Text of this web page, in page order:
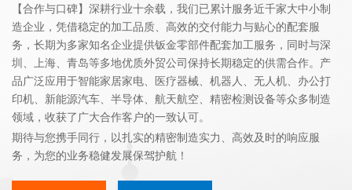
【合作与口碑】深耕行业十余载，我们已累计服务近千家大中小制
造企业，凭借稳定的加工品质、高效的交付能力与贴心的配套服
务，长期为多家知名企业提供钣金零部件配套加工服务，同时与深
圳、上海、青岛等多地优质外贸公司保持长期稳定的供需合作。产
品广泛应用于智能家居家电、医疗器械、机器人、无人机、办公打
印机、新能源汽车、半导体、航天航空、精密检测设备等众多制造
领域，收获了广大合作客户的一致认可。
期待与您携手同行，以扎实的精密制造实力、高效及时的响应服
务，为您的业务稳健发展保驾护航！